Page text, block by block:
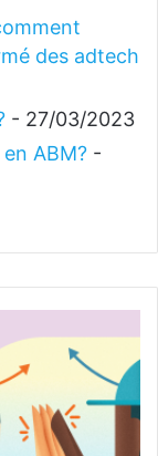
des adtech
- 27/03/2023
en ABM? -